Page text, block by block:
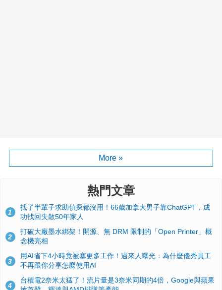
More »
熱門文章
1
找了半輩子求助偵探都沒用！66歲加拿大男子靠ChatGPT，成
功找回失散50年家人
2
打破大廠墨水綁架！開源、無 DRM 限制的「Open Printer」概
念機亮相
3
用AI省下4小時竟被塞更多工作！過來人曝光：為什麼優秀員工
不再跟你分享怎麼使用AI
4
台積電2奈米太猛了！流片量是3奈米同期的4倍，Google與蘋果